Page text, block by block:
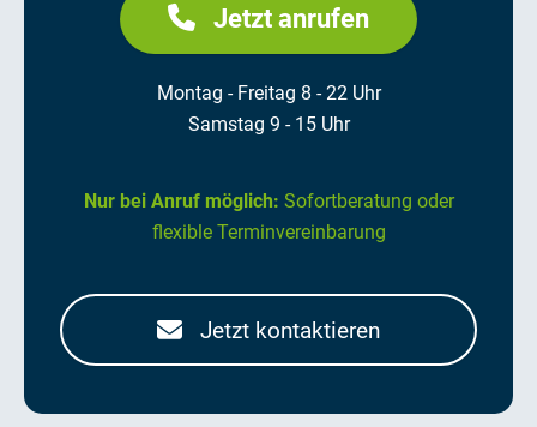
Jetzt anrufen
Montag - Freitag 8 - 22 Uhr
Samstag 9 - 15 Uhr
Nur bei Anruf möglich: Sofortberatung oder
flexible Terminvereinbarung
Jetzt kontaktieren